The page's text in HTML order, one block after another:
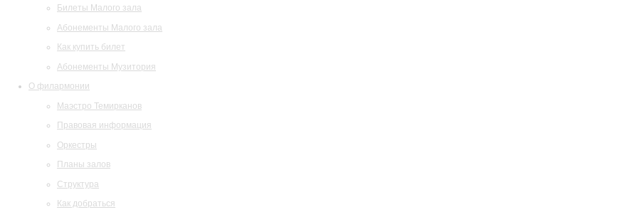
Билеты Малого зала
Абонементы Малого зала
Как купить билет
Абонементы Музитория
О филармонии
Маэстро Темирканов
Правовая информация
Оркестры
Планы залов
Структура
Как добраться